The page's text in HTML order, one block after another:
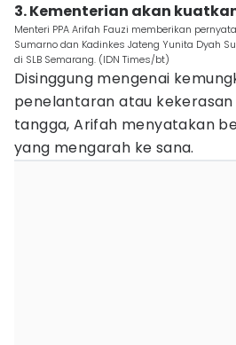
3. Kementerian akan
Menteri PPA Arifah Fauzi memberikan
Sumarno dan Kadinkes Jateng Yunita Dyah
di SLB Semarang. (IDN Times/bt)
Disinggung mengenai
penelantaran atau
tangga, Arifah menyatakan
yang mengarah ke sana.